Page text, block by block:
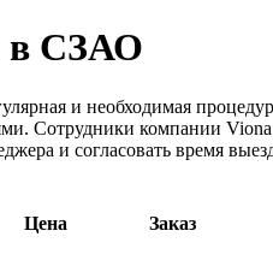
в СЗАО
и необходимая
Сотрудники компании
и согласовать время
Цена Заказ